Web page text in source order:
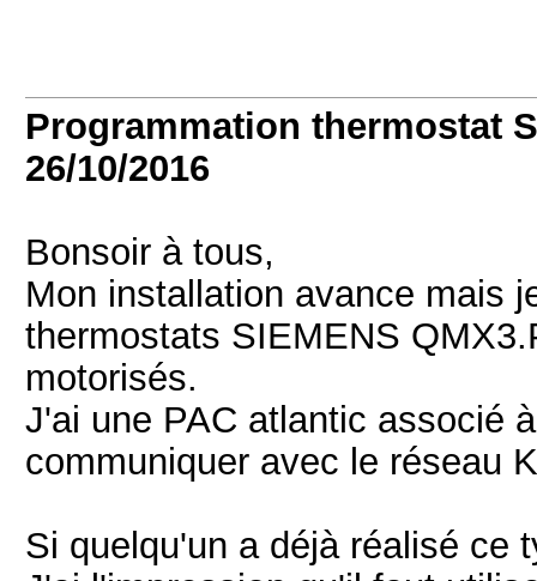
Programmation thermostat
26/10/2016
Bonsoir à tous,
Mon installation avance mais
thermostats SIEMENS
motorisés.
J'ai une PAC atlantic associé
communiquer avec le réseau
Si quelqu'un a déjà réalisé ce